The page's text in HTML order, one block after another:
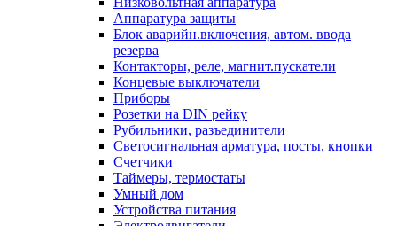
Аппаратура защиты
Блок аварийн.включения, автом. ввода
резерва
Контакторы, реле, магнит.пускатели
Концевые выключатели
Приборы
Розетки на DIN рейку
Рубильники, разъединители
Светосигнальная арматура, посты, кнопки
Счетчики
Таймеры, термостаты
Умный дом
Устройства питания